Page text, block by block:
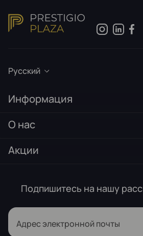
Русский
Информация
О нас
Акции
Подпишитесь на нашу
Адрес электронной почты